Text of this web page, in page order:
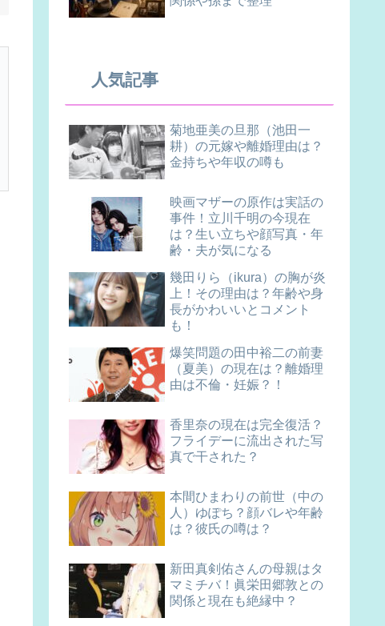
人気記事
菊地亜美の旦那（池田一
耕）の元嫁や離婚理由は？
金持ちや年収の噂も
映画マザーの原作は実話の
事件！立川千明の今現在
は？生い立ちや顔写真・年
齢・夫が気になる
幾田りら（ikura）の胸が炎
上！その理由は？年齢や身
長がかわいいとコメント
も！
爆笑問題の田中裕二の前妻
（夏美）の現在は？離婚理
由は不倫・妊娠？！
香里奈の現在は完全復活？
フライデーに流出された写
真で干された？
本間ひまわりの前世（中の
人）ゆぽち？顔バレや年齢
は？彼氏の噂は？
新田真剣佑さんの母親はタ
マミチバ！眞栄田郷敦との
関係と現在も絶縁中？